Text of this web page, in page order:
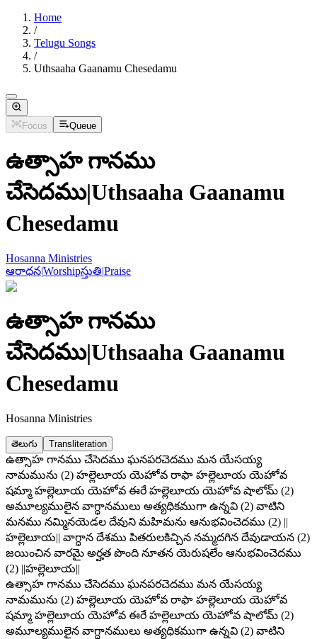
Home
/
Telugu Songs
/
Uthsaaha Gaanamu Chesedamu
Focus Queue
ఉత్సాహ గానము
చేసెదము|Uthsaaha Gaanamu
Chesedamu
Hosanna Ministries
ఆరాధన|Worshipస్తుతి|Praise
ఉత్సాహ గానము
చేసెదము|Uthsaaha Gaanamu
Chesedamu
Hosanna Ministries
తెలుగు Transliteration
ఉత్సాహ గానము చేసెదము ఘనపరచెదము మన యేసయ్య
నామమును (2) హల్లెలూయ యెహోవ రాఫా హల్లెలూయ యెహోవ
షమ్మా హల్లెలూయ యెహోవ ఈరే హల్లెలూయ యెహోవ షాలోమ్ (2)
అమూల్యములైన వాగ్ధానములు అత్యధికముగా ఉన్నవి (2) వాటిని
మనము నమ్మినయెడల దేవుని మహిమను ఆనుభవించెదము (2) ||
హల్లెలూయ|| వాగ్ధాన దేశము పితరులకిచ్చిన నమ్మదగిన దేవుడాయన (2)
జయించిన వారమై అర్హత పొంది నూతన యెరుషలేం ఆనుభవించెదము
(2) ||హల్లెలూయ||
ఉత్సాహ గానము చేసెదము ఘనపరచెదము మన యేసయ్య
నామమును (2) హల్లెలూయ యెహోవ రాఫా హల్లెలూయ యెహోవ
షమ్మా హల్లెలూయ యెహోవ ఈరే హల్లెలూయ యెహోవ షాలోమ్ (2)
అమూల్యములైన వాగ్ధానములు అత్యధికముగా ఉన్నవి (2) వాటిని